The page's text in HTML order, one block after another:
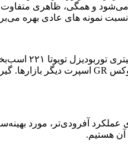
و همگی، ظاهری متفاوت
نسبت نمونه های عادی بهره
عملکرد آفرودی‌تر، مورد